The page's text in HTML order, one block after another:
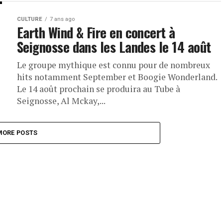
CULTURE 7 ans ago
Earth Wind & Fire en concert à
Seignosse dans les Landes le 14 août
Le groupe mythique est connu pour de nombreux
hits notamment September et Boogie Wonderland.
Le 14 août prochain se produira au Tube à
Seignosse, Al Mckay,...
POSTS